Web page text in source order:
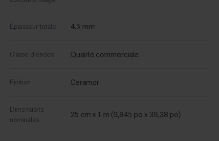
Épaisseur totale 4.5 mm
Classe d’endos Qualité commerciale
Finition Ceramor
Dimensions
nominales
25 cm x 1 m (9,845 po x 39,38 po)